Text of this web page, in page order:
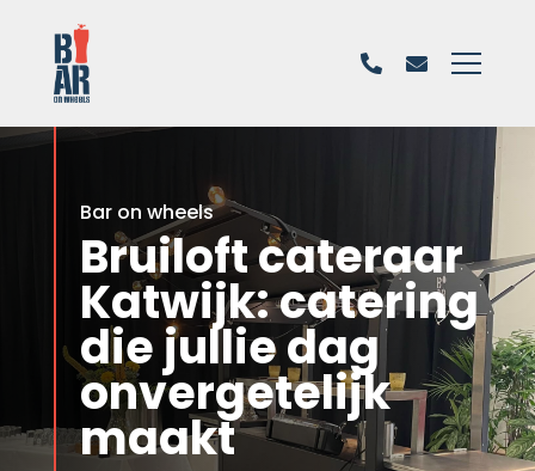
Bar on wheels
Bruiloft cateraar
Katwijk: catering
die jullie dag
onvergetelijk
maakt